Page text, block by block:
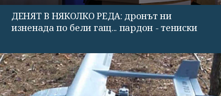
ДЕНЯТ В НЯКОЛКО РЕДА: дронът ни
изненада по бели гащ... пардон - тениски